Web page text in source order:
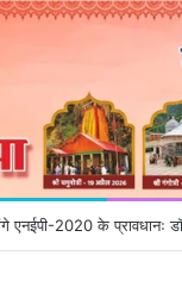
एनईपी-2020 के प्रावधानः